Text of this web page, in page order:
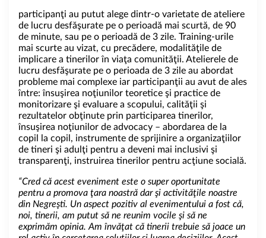
participanţi au putut alege dintr-o varietate de ateliere
de lucru desfăşurate pe o perioadă mai scurtă, de 90
de minute, sau pe o perioadă de 3 zile. Training-urile
mai scurte au vizat, cu precădere, modalităţile de
implicare a tinerilor în viaţa comunităţii. Atelierele de
lucru desfăşurate pe o perioada de 3 zile au abordat
probleme mai complexe iar participanţii au avut de ales
între: însuşirea noţiunilor teoretice şi practice de
monitorizare şi evaluare a scopului, calităţii şi
rezultatelor obţinute prin participarea tinerilor,
însuşirea noţiunilor de advocacy – abordarea de la
copil la copil, instrumente de sprijinire a organizaţiilor
de tineri şi adulţi pentru a deveni mai inclusivi şi
transparenţi, instruirea tinerilor pentru acţiune socială.
“Cred că acest eveniment este o super oportunitate
pentru a promova ţara noastră dar şi activităţile noastre
din Negreşti. Un aspect pozitiv al evenimentului a fost că,
noi, tinerii, am putut să ne reunim vocile şi să ne
exprimăm opinia. Am învăţat că tinerii trebuie să joace un